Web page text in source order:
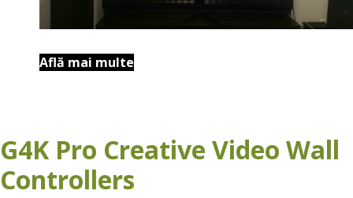
Află mai multe
G4K Pro Creative Video Wall
Controllers